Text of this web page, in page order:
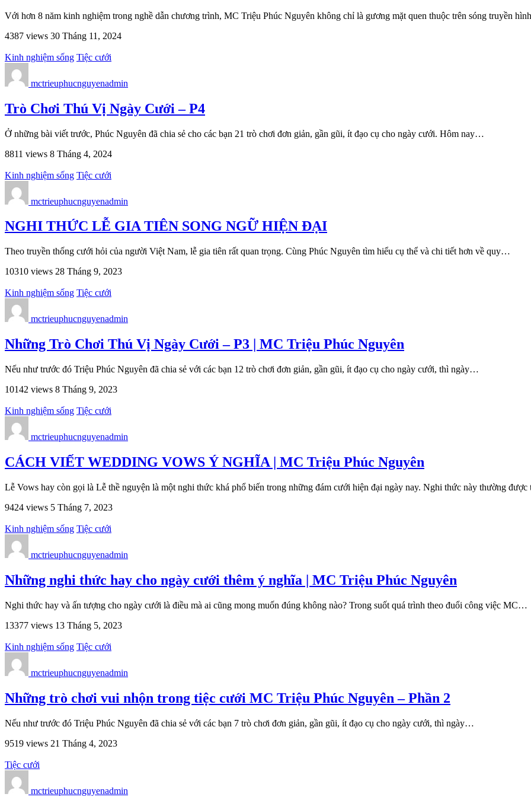
Với hơn 8 năm kinh nghiệm trong nghề dẫn chương trình, MC Triệu Phúc Nguyên không chỉ là gương mặt quen thuộc trên sóng truyền
4387 views 30 Tháng 11, 2024
Kinh nghiệm sống Tiệc cưới
mctrieuphucnguyenadmin
Trò Chơi Thú Vị Ngày Cưới – P4
Ở những bài viết trước, Phúc Nguyên đã chia sẻ cho các bạn 21 trò chơi đơn giản, gần gũi, ít đạo cụ cho ngày cưới. Hôm nay…
8811 views 8 Tháng 4, 2024
Kinh nghiệm sống Tiệc cưới
mctrieuphucnguyenadmin
NGHI THỨC LỄ GIA TIÊN SONG NGỮ HIỆN ĐẠI
Theo truyền thống cưới hỏi của người Việt Nam, lễ gia tiên rất quan trọng. Cùng Phúc Nguyên tìm hiểu cụ thể và chi tiết hơn về quy…
10310 views 28 Tháng 9, 2023
Kinh nghiệm sống Tiệc cưới
mctrieuphucnguyenadmin
Những Trò Chơi Thú Vị Ngày Cưới – P3 | MC Triệu Phúc Nguyên
Nếu như trước đó Triệu Phúc Nguyên đã chia sẻ với các bạn 12 trò chơi đơn giản, gần gũi, ít đạo cụ cho ngày cưới, thì ngày…
10142 views 8 Tháng 9, 2023
Kinh nghiệm sống Tiệc cưới
mctrieuphucnguyenadmin
CÁCH VIẾT WEDDING VOWS Ý NGHĨA | MC Triệu Phúc Nguyên
Lễ Vows hay còn gọi là Lễ thề nguyện là một nghi thức khá phổ biến trong những đám cưới hiện đại ngày nay. Nghi thức này thường
9424 views 5 Tháng 7, 2023
Kinh nghiệm sống Tiệc cưới
mctrieuphucnguyenadmin
Những nghi thức hay cho ngày cưới thêm ý nghĩa | MC Triệu Phúc Nguyên
Nghi thức hay và ấn tượng cho ngày cưới là điều mà ai cũng mong muốn đúng không nào? Trong suốt quá trình theo đuổi công việc MC…
13377 views 13 Tháng 5, 2023
Kinh nghiệm sống Tiệc cưới
mctrieuphucnguyenadmin
Những trò chơi vui nhộn trong tiệc cưới MC Triệu Phúc Nguyên – Phần 2
Nếu như trước đó Triệu Phúc Nguyên đã chia sẻ với các bạn 7 trò chơi đơn giản, gần gũi, ít đạo cụ cho ngày cưới, thì ngày…
9519 views 21 Tháng 4, 2023
Tiệc cưới
mctrieuphucnguyenadmin